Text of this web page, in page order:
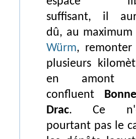
suffisant, il
dû, au maximum
Würm, remonter
plusieurs
en amont
confluent
Drac. Ce
pourtant pas le